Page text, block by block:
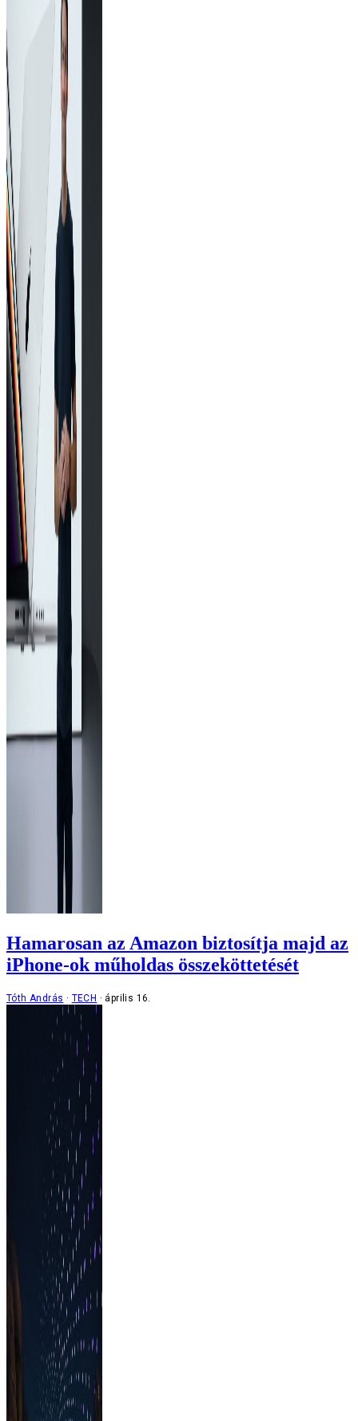
Hamarosan az Amazon biztosítja majd az
iPhone-ok műholdas összeköttetését
Tóth András TECH április 16.